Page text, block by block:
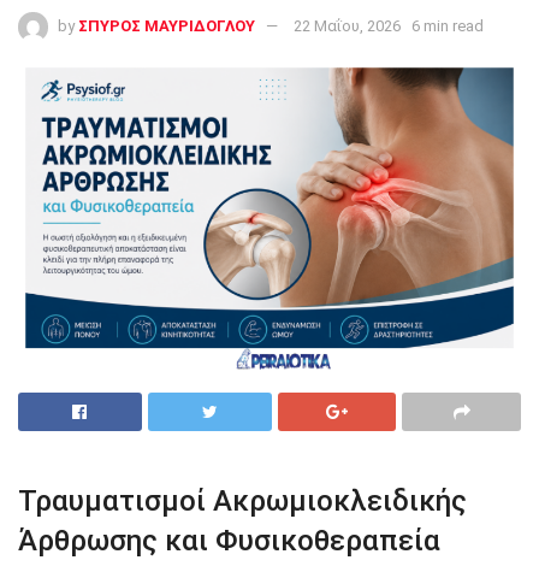
by ΣΠΥΡΟΣ ΜΑΥΡΙΔΟΓΛΟΥ 22 Μαΐου, 2026 6 min read
Τραυματισμοί Ακρωμιοκλειδικής
Άρθρωσης και Φυσικοθεραπεία